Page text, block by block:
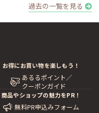
過去の一覧を見る
お得にお買い物を楽しもう！
あるるポイント／
クーポンガイド
商品やショップの魅力をPR！
無料PR申込みフォーム